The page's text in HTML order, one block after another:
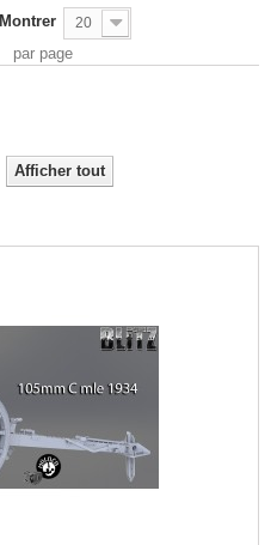
Montrer 20
par page
Afficher tout